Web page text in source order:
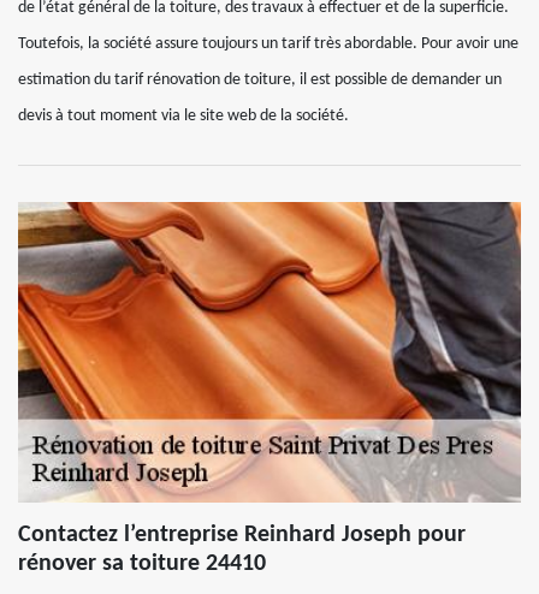
de l’état général de la toiture, des travaux à effectuer et de la superficie.
Toutefois, la société assure toujours un tarif très abordable. Pour avoir une
estimation du tarif rénovation de toiture, il est possible de demander un
devis à tout moment via le site web de la société.
Contactez l’entreprise Reinhard Joseph pour
rénover sa toiture 24410